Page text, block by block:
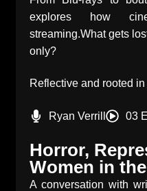
explores how
streaming.What gets
only?
Reflective and rooted
Ryan Verrill 03
Horror,
Women in
A conversation with